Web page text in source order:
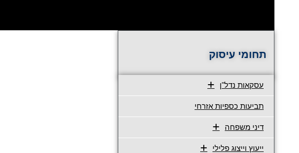
תחומי עיסוק
עסקאות נדל"ן
תביעות כספיות אזרחי
דיני משפחה
ייעוץ וייצוג פלילי